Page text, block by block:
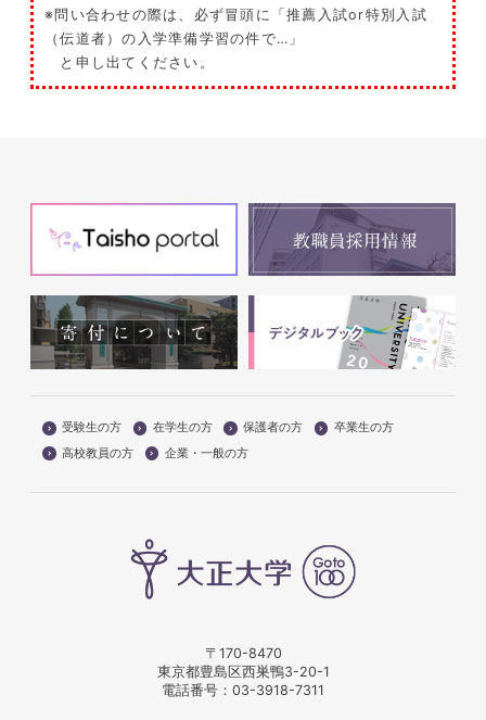
※問い合わせの際は、必ず冒頭に「推薦入試or特別入試
（伝道者）の入学準備学習の件で…」
と申し出てください。
受験生の方 在学生の方 保護者の方
卒業生の方
高校教員の方
企業・一般の方
〒170-8470
東京都豊島区西巣鴨3-20-1
電話番号： 03-3918-7311